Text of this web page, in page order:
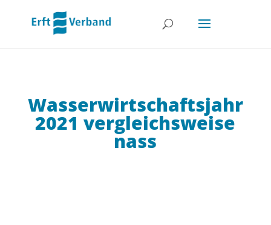
Wasserwirtschaftsjahr
2021 vergleichsweise
nass